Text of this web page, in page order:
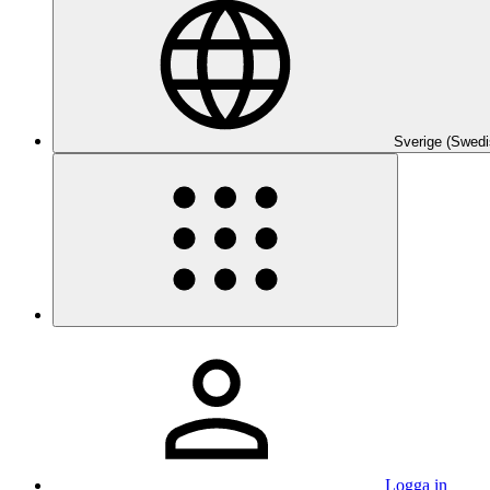
Sverige
Logga in